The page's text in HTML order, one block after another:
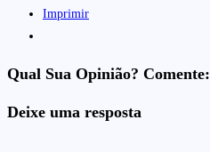
Imprimir
Qual Sua Opinião? Comente:
Deixe uma resposta